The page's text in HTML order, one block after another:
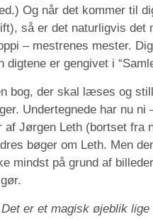
Og når det kommer til
så er det naturligvis det
– mestrenes mester.
er gengivet i
bog, der skal læses og
Undertegnede har nu
Jørgen Leth (bortset fra
bøger om Leth. Men
mindst på grund af
er et magisk øjeblik